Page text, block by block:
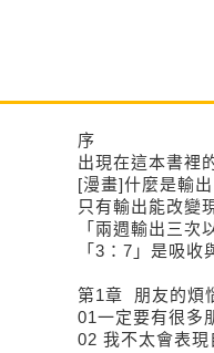
序
出現在這本書裡
[漫畫]什麼是輸出
只有輸出能改變
「兩週輸出三次
「3：7」是吸收
第1章 朋友的煩
01一定要有很多
02 我不太會表現